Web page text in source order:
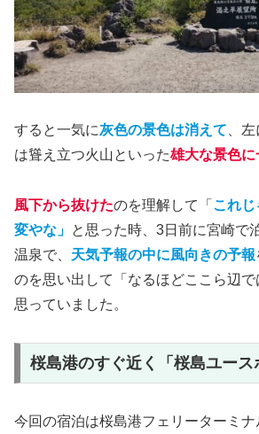
すると一気に灰色の景色は消えて、
は聳え立つ火山といった雄大な景色に
風下から抜けたのを理解して「 これ
変やな」 と思った時、3日前に宮崎で
温泉で、 天気予報の中に風向きの予報
のを思い出して「なるほどここら辺
思っていました。
桜島港のすぐ近く「桜島ユース
今回の宿泊は桜島港フェリーターミナ